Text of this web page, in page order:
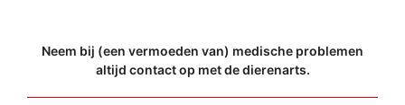
Neem bij (een vermoeden van) medische problemen
altijd contact op met de dierenarts.